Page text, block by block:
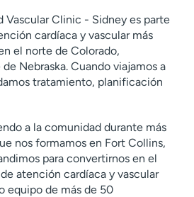
Vascular Clinic - Sidney es parte
cardíaca y vascular más
el norte de Colorado,
Nebraska. Cuando viajamos a
tratamiento, planificación
a la comunidad durante más
nos formamos en Fort Collins,
para convertirnos en el
atención cardíaca y vascular
equipo de más de 50